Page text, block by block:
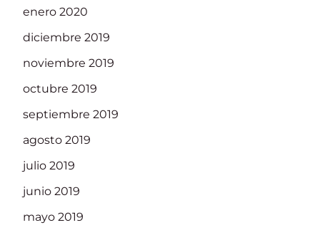
enero 2020
diciembre 2019
noviembre 2019
octubre 2019
septiembre 2019
agosto 2019
julio 2019
junio 2019
mayo 2019